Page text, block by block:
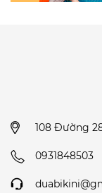
108 Đường
0931848503